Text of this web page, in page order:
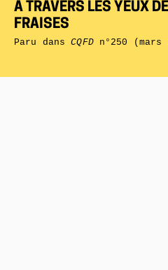
A TRAVERS LES YEUX
FRAISES
Paru dansCQFDn°250 (mars